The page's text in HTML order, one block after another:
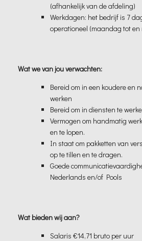
(afhankelijk van de afdeling)
Werkdagen: het bedrijf is 7
operationeel (maandag tot en
Wat we van jou verwachten:
Bereid om in een koudere en
werken
Bereid om in diensten te
Vermogen om handmatig
en te lopen.
In staat om pakketten van
op te tillen en te dragen.
Goede
Nederlands en/of Pools
Wat bieden wij aan?
Salaris €14,71 bruto per uur